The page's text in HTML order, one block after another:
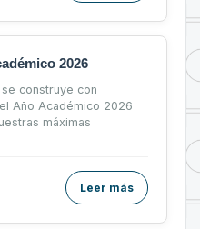
2026
construye con
Año Académico 2026
máximas
Leer más